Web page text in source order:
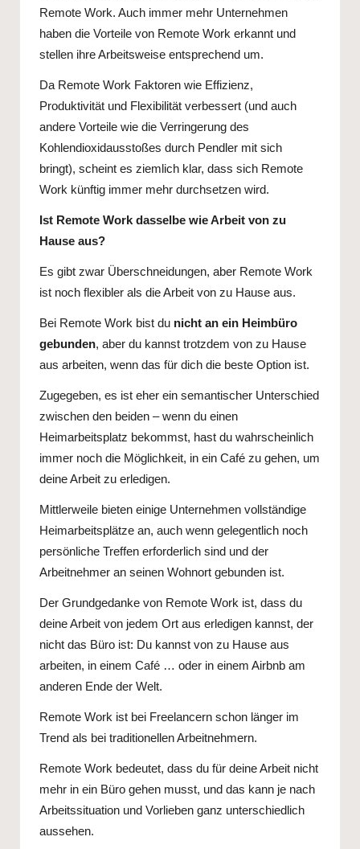
Remote Work. Auch immer mehr Unternehmen
haben die Vorteile von Remote Work erkannt und
stellen ihre Arbeitsweise entsprechend um.
Da Remote Work Faktoren wie Effizienz,
Produktivität und Flexibilität verbessert (und auch
andere Vorteile wie die Verringerung des
Kohlendioxidausstoßes durch Pendler mit sich
bringt), scheint es ziemlich klar, dass sich Remote
Work künftig immer mehr durchsetzen wird.
Ist Remote Work dasselbe wie Arbeit von zu
Hause aus?
Es gibt zwar Überschneidungen, aber Remote Work
ist noch flexibler als die Arbeit von zu Hause aus.
Bei Remote Work bist du nicht an ein Heimbüro
gebunden, aber du kannst trotzdem von zu Hause
aus arbeiten, wenn das für dich die beste Option ist.
Zugegeben, es ist eher ein semantischer Unterschied
zwischen den beiden – wenn du einen
Heimarbeitsplatz bekommst, hast du wahrscheinlich
immer noch die Möglichkeit, in ein Café zu gehen, um
deine Arbeit zu erledigen.
Mittlerweile bieten einige Unternehmen vollständige
Heimarbeitsplätze an, auch wenn gelegentlich noch
persönliche Treffen erforderlich sind und der
Arbeitnehmer an seinen Wohnort gebunden ist.
Der Grundgedanke von Remote Work ist, dass du
deine Arbeit von jedem Ort aus erledigen kannst, der
nicht das Büro ist: Du kannst von zu Hause aus
arbeiten, in einem Café … oder in einem Airbnb am
anderen Ende der Welt.
Remote Work ist bei Freelancern schon länger im
Trend als bei traditionellen Arbeitnehmern.
Remote Work bedeutet, dass du für deine Arbeit nicht
mehr in ein Büro gehen musst, und das kann je nach
Arbeitssituation und Vorlieben ganz unterschiedlich
aussehen.